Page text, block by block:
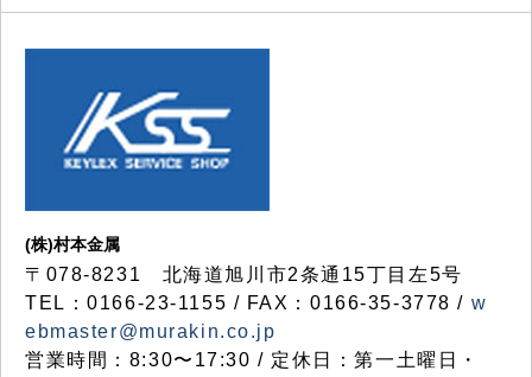
(株)村本金属
〒078-8231 北海道旭川市2条通15丁目左5号
TEL：0166-23-1155 / FAX：0166-35-3778 / w
ebmaster@murakin.co.jp
営業時間：8:30〜17:30 / 定休日：第一土曜日・